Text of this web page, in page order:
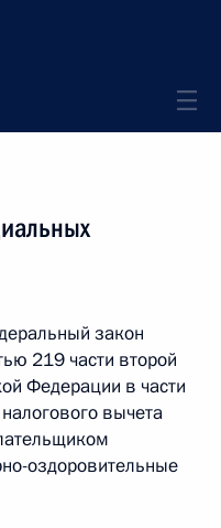
закон
219 части второй
Федерации в части
вычета
оздоровительные